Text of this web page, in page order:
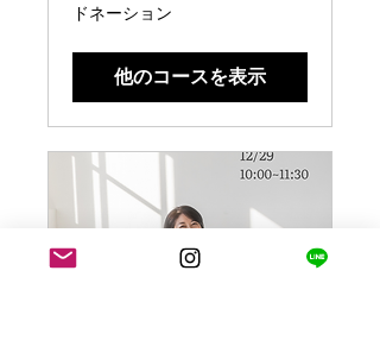
ド
ネ
ドネーション
他のコースを表示